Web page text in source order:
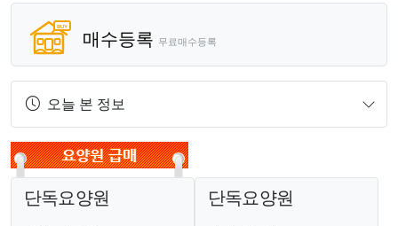
매수등록 무료매수등록
오늘 본 정보
단독요양원 단독요양원